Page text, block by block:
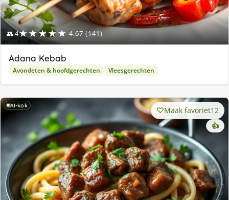
👥 4★★★★★ 4.67 (141)
Adana Kebab
Avondeten & hoofdgerechten Vleesgerechten
AI-kok Maak favoriet12
👍